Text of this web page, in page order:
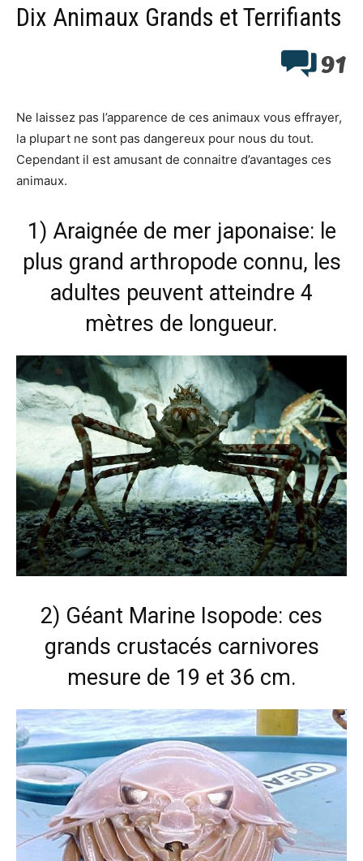
Dix Animaux Grands et Terrifiants
91
Ne laissez pas l’apparence de ces animaux vous effrayer,
la plupart ne sont pas dangereux pour nous du tout.
Cependant il est amusant de connaitre d’avantages ces
animaux.
1) Araignée de mer japonaise: le
plus grand arthropode connu, les
adultes peuvent atteindre 4
mètres de longueur.
2) Géant Marine Isopode: ces
grands crustacés carnivores
mesure de 19 et 36 cm.